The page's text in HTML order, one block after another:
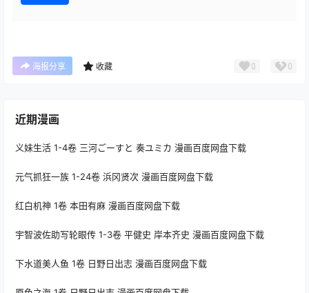
海报分享 收藏 0 0
近期漫画
义妹生活 1-4卷 三河ごーすと 奏ユミカ 漫画百度网盘下载
元气抓狂一族 1-24卷 浜冈贤次 漫画百度网盘下载
红白机神 1卷 本田有麻 漫画百度网盘下载
宇智波佐助写轮眼传 1-3卷 平健史 岸本齐史 漫画百度网盘下载
下水道美人鱼 1卷 日野日出志 漫画百度网盘下载